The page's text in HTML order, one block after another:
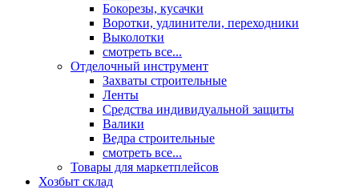
Бокорезы, кусачки
Воротки, удлинители, переходники
Выколотки
смотреть все...
Отделочный инструмент
Захваты строительные
Ленты
Средства индивидуальной защиты
Валики
Ведра строительные
смотреть все...
Товары для маркетплейсов
Хозбыт склад